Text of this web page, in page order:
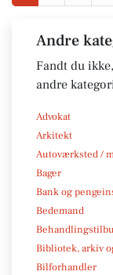
Andre
Fandt du
andre
Advokat
Arkitekt
Autoværksted /
Bager
Bank og
Bedemand
Bibliotek, arkiv
Bilforhandler